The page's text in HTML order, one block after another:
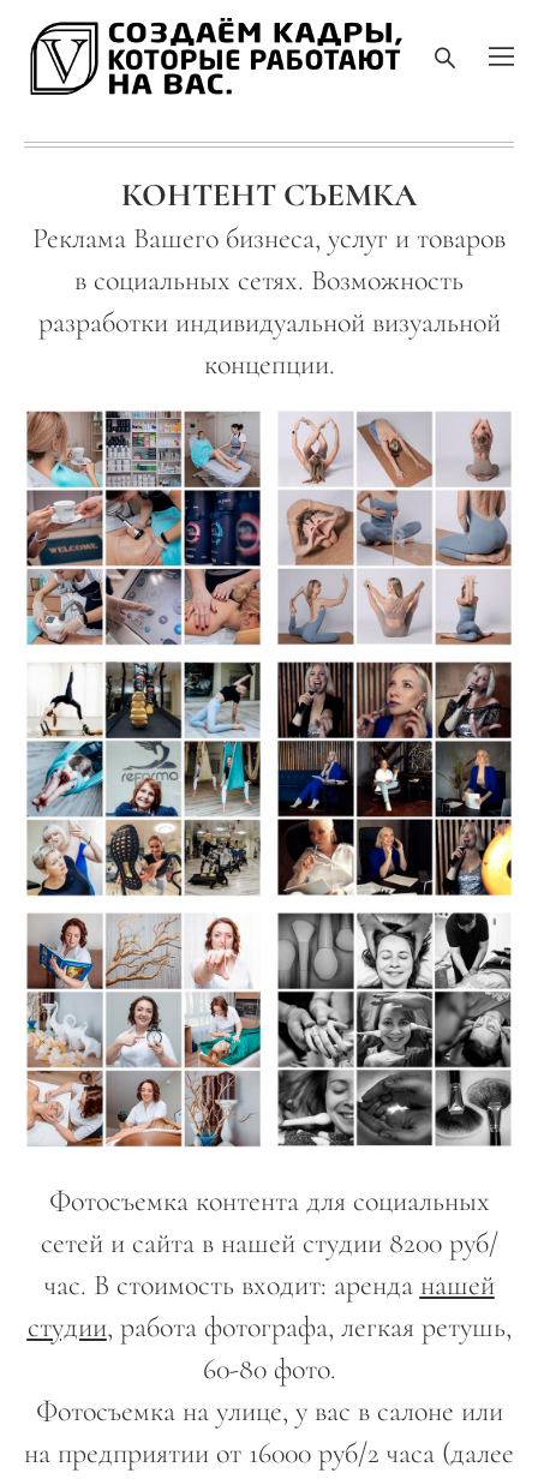
КОНТЕНТ СЪЕМКА
Реклама Вашего бизнеса, услуг и товаров
в социальных сетях. Возможность
разработки индивидуальной визуальной
концепции.
Фотосъемка контента для социальных
сетей и сайта в нашей студии 8200 руб/
час. В стоимость входит: аренда нашей
студии, работа фотографа, легкая ретушь,
60-80 фото.
Фотосъемка на улице, у вас в салоне или
на предприятии от 16000 руб/2 часа (далее